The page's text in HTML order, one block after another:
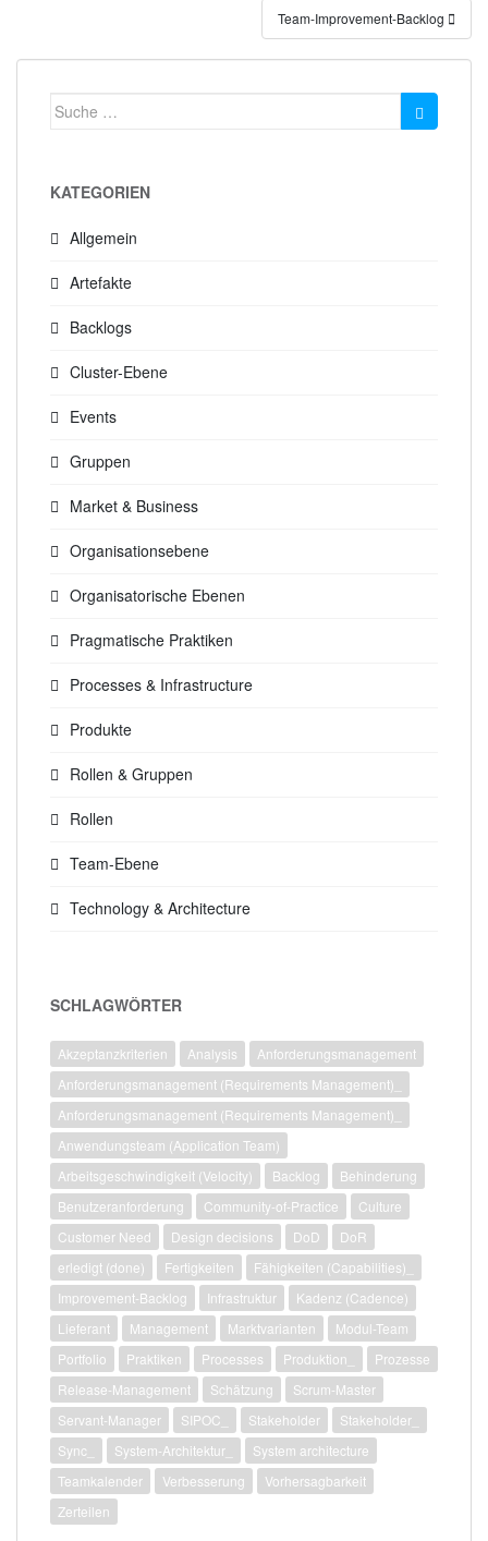
Team-Improvement-Backlog
Suche
KATEGORIEN
Allgemein
Artefakte
Backlogs
Cluster-Ebene
Events
Gruppen
Market & Business
Organisationsebene
Organisatorische Ebenen
Pragmatische Praktiken
Processes & Infrastructure
Produkte
Rollen & Gruppen
Rollen
Team-Ebene
Technology & Architecture
SCHLAGWÖRTER
Akzeptanzkriterien Analysis
Anforderungsmanagement
Anforderungsmanagement (Requirements Management)_
Anforderungsmanagement (Requirements Management)_
Anwendungsteam (Application Team)
Arbeitsgeschwindigkeit (Velocity)
Backlog
Behinderung
Benutzeranforderung
Community-of-Practice
Culture
Customer Need
Design decisions DoD
DoR
erledigt (done)
Fertigkeiten
Fähigkeiten (Capabilities)_
Improvement-Backlog
Infrastruktur
Kadenz (Cadence)
Lieferant
Management Marktvarianten
Modul-Team
Portfolio
Praktiken Processes Produktion_
Prozesse
Release-Management
Schätzung
Scrum-Master
Servant-Manager
SIPOC_ Stakeholder
Stakeholder_
Sync_
System-Architektur_
System architecture
Teamkalender
Verbesserung
Vorhersagbarkeit
Zerteilen